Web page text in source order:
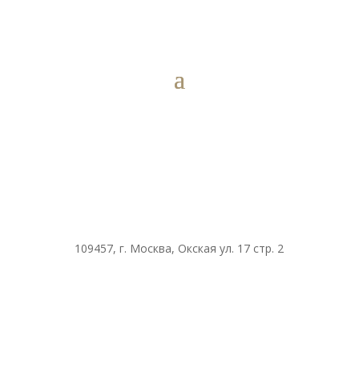
109457, г. Москва, Окская ул. 17 стр. 2